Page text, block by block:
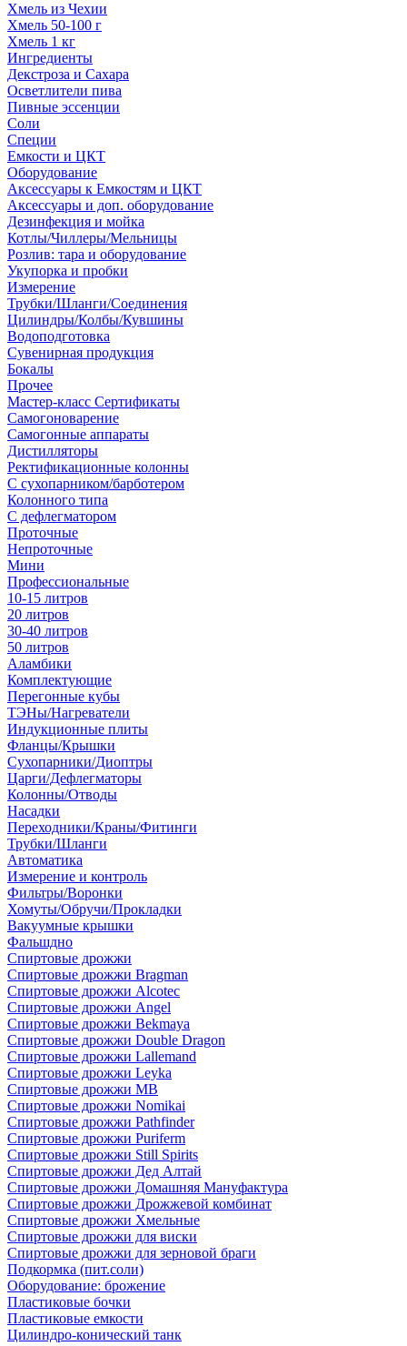
Хмель из Чехии
Хмель 50-100 г
Хмель 1 кг
Ингредиенты
Декстроза и Сахара
Осветлители пива
Пивные эссенции
Соли
Специи
Емкости и ЦКТ
Оборудование
Аксессуары к Емкостям и ЦКТ
Аксессуары и доп. оборудование
Дезинфекция и мойка
Котлы/Чиллеры/Мельницы
Розлив: тара и оборудование
Укупорка и пробки
Измерение
Трубки/Шланги/Соединения
Цилиндры/Колбы/Кувшины
Водоподготовка
Сувенирная продукция
Бокалы
Прочее
Мастер-класс Сертификаты
Самогоноварение
Самогонные аппараты
Дистилляторы
Ректификационные колонны
С сухопарником/барботером
Колонного типа
С дефлегматором
Проточные
Непроточные
Мини
Профессиональные
10-15 литров
20 литров
30-40 литров
50 литров
Аламбики
Комплектующие
Перегонные кубы
ТЭНы/Нагреватели
Индукционные плиты
Фланцы/Крышки
Сухопарники/Диоптры
Царги/Дефлегматоры
Колонны/Отводы
Насадки
Переходники/Краны/Фитинги
Трубки/Шланги
Автоматика
Измерение и контроль
Фильтры/Воронки
Хомуты/Обручи/Прокладки
Вакуумные крышки
Фальшдно
Спиртовые дрожжи
Спиртовые дрожжи Bragman
Спиртовые дрожжи Alcotec
Спиртовые дрожжи Angel
Спиртовые дрожжи Bekmaya
Спиртовые дрожжи Double Dragon
Спиртовые дрожжи Lallemand
Спиртовые дрожжи Leyka
Спиртовые дрожжи MB
Спиртовые дрожжи Nomikai
Спиртовые дрожжи Pathfinder
Спиртовые дрожжи Puriferm
Спиртовые дрожжи Still Spirits
Спиртовые дрожжи Дед Алтай
Спиртовые дрожжи Домашняя Мануфактура
Спиртовые дрожжи Дрожжевой комбинат
Спиртовые дрожжи Хмельные
Спиртовые дрожжи для виски
Спиртовые дрожжи для зерновой браги
Подкормка (пит.соли)
Оборудование: брожение
Пластиковые бочки
Пластиковые емкости
Цилиндро-конический танк